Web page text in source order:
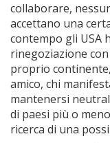
collaborare,
accettano una
contempo gli USA
rinegoziazione
proprio
amico, chi
mantenersi
di paesi più o
ricerca di una